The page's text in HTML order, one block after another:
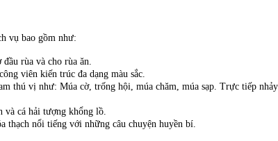
vụ bao gồm như:
rùa và cho rùa ăn.
viên kiến trúc đa dạng màu sắc.
thú vị như: Múa cờ, trống hội, múa chăm, múa sạp. Trực tiếp
và cá hải tượng khổng lồ.
thạch nổi tiếng với những câu chuyện huyền bí.